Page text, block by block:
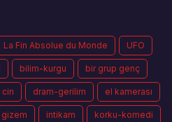
La Fin Absolue du Monde UFO
bilim-kurgu bir grup genç
cin dram-gerilim el kamerası
gizem intikam korku-komedi